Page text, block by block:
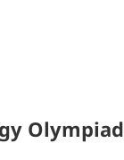
Olympiad